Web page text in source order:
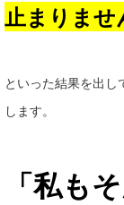
止まりませ
といった結果を出
します。
「私も